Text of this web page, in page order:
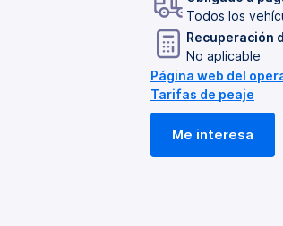
Todos los
Recuperación
No aplicable
Página web del
Tarifas de peaje
Me interesa